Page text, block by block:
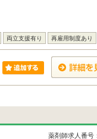
両立支援有り 再雇用制度あり
薬剤師求人番号